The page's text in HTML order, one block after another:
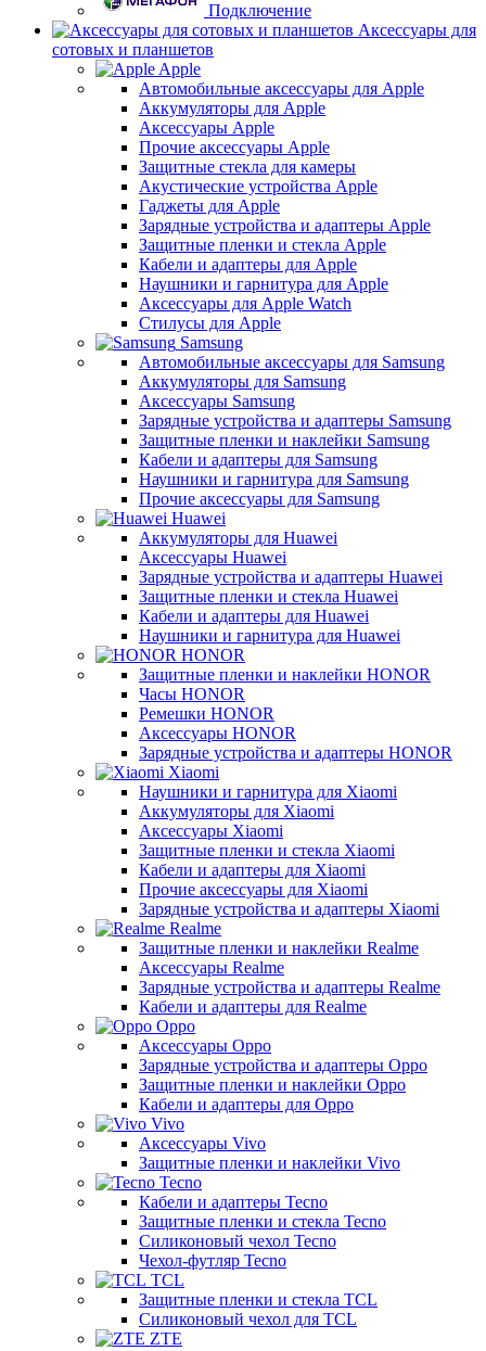
Подключение
Аксессуары для
сотовых и планшетов
Apple
Автомобильные аксессуары для Apple
Аккумуляторы для Apple
Аксессуары Apple
Прочие аксессуары Apple
Защитные стекла для камеры
Акустические устройства Apple
Гаджеты для Apple
Зарядные устройства и адаптеры Apple
Защитные пленки и стекла Apple
Кабели и адаптеры для Apple
Наушники и гарнитура для Apple
Аксессуары для Apple Watch
Стилусы для Apple
Samsung
Автомобильные аксессуары для Samsung
Аккумуляторы для Samsung
Аксессуары Samsung
Зарядные устройства и адаптеры Samsung
Защитные пленки и наклейки Samsung
Кабели и адаптеры для Samsung
Наушники и гарнитура для Samsung
Прочие аксессуары для Samsung
Huawei
Аккумуляторы для Huawei
Аксессуары Huawei
Зарядные устройства и адаптеры Huawei
Защитные пленки и стекла Huawei
Кабели и адаптеры для Huawei
Наушники и гарнитура для Huawei
HONOR
Защитные пленки и наклейки HONOR
Часы HONOR
Ремешки HONOR
Аксессуары HONOR
Зарядные устройства и адаптеры HONOR
Xiaomi
Наушники и гарнитура для Xiaomi
Аккумуляторы для Xiaomi
Аксессуары Xiaomi
Защитные пленки и стекла Xiaomi
Кабели и адаптеры для Xiaomi
Прочие аксессуары для Xiaomi
Зарядные устройства и адаптеры Xiaomi
Realme
Защитные пленки и наклейки Realme
Аксессуары Realme
Зарядные устройства и адаптеры Realme
Кабели и адаптеры для Realme
Oppo
Аксессуары Oppo
Зарядные устройства и адаптеры Oppo
Защитные пленки и наклейки Oppo
Кабели и адаптеры для Oppo
Vivo
Аксессуары Vivo
Защитные пленки и наклейки Vivo
Tecno
Кабели и адаптеры Tecno
Защитные пленки и стекла Tecno
Силиконовый чехол Tecno
Чехол-футляр Tecno
TCL
Защитные пленки и стекла TCL
Силиконовый чехол для TCL
ZTE